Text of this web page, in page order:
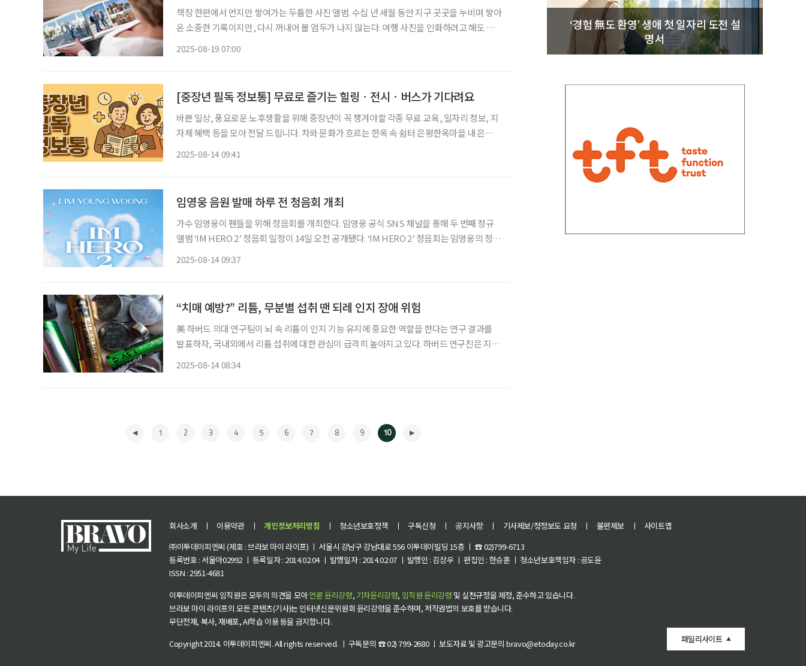
책장 한편에서 먼지만 쌓여가는 두툼한 사진 앨범. 수십 년 세월 동안 지구 곳곳을 누비며 쌓아
온 소중한 기록이지만, 다시 꺼내어 볼 엄두가 나지 않는다. 여행 사진을 인화하려고 해도 사
2025-08-19 07:00
[중장년 필독 정보통] 무료로 즐기는 힐링ㆍ전시ㆍ버스가 기다려요
바쁜 일상, 풍요로운 노후생활을 위해 중장년이 꼭 챙겨야할 각종 무료 교육, 일자리 정보, 지
자체 혜택 등을 모아 전달 드립니다. 차와 문화가 흐르는 한옥 속 쉼터 은평한옥마을 내 은평역
2025-08-14 09:41
임영웅 음원 발매 하루 전 청음회 개최
가수 임영웅이 팬들을 위해 청음회를 개최한다. 임영웅 공식 SNS 채널을 통해 두 번째 정규
앨범 ‘IM HERO 2’ 청음회 일정이 14일 오전 공개됐다. ‘IM HERO 2’ 청음회는 임영웅의 정규
2025-08-14 09:37
“치매 예방?” 리튬, 무분별 섭취 땐 되레 인지 장애 위험
美 하버드 의대 연구팀이 뇌 속 리튬이 인지 기능 유지에 중요한 역할을 한다는 연구 결과를
발표하자, 국내외에서 리튬 섭취에 대한 관심이 급격히 높아지고 있다. 하버드 연구진은 지난
2025-08-14 08:34
1 2 3 4 5 6 7 8 9 10
‘경험 無도 환영’ 생애 첫 일자리 도전 설
명서
회사소개 ㅣ 이용약관 ㅣ 개인정보처리방침 ㅣ 청소년보호정책 ㅣ 구독신청 ㅣ 공지사항 ㅣ 기사제보/정정보도 요청 ㅣ 불편제보 ㅣ
사이트맵
㈜이투데이피엔씨 (제호 : 브라보 마이 라이프) ㅣ 서울시 강남구 강남대로 556 이투데이빌딩 15층 ㅣ ☎ 02)799-6713
등록번호 : 서울아02992 ㅣ 등록일자 : 2014.02.04 ㅣ 발행일자 : 2014.02.07 ㅣ 발행인 : 김상우 ㅣ 편집인 : 한승훈 ㅣ 청소년보호책임자 : 공도윤
ISSN : 2951-4681
이투데이피엔씨 임직원은 모두의 의견을 모아언론 윤리강령, 기자윤리강령, 임직원 윤리강령 및 실천규정을 제정, 준수하고 있습니다.
브라보 마이 라이프의 모든 콘텐츠(기사)는 인터넷신문위원회 윤리강령을 준수하며, 저작권법의 보호를 받습니다.
무단전재, 복사, 재배포, AI학습 이용 등을 금지합니다.
Copyright 2014. 이투데이피엔씨. All rights reserved. ㅣ 구독문의 ☎ 02) 799-2680 ㅣ 보도자료 및 광고문의 bravo@etoday.co.kr 패밀리사이트